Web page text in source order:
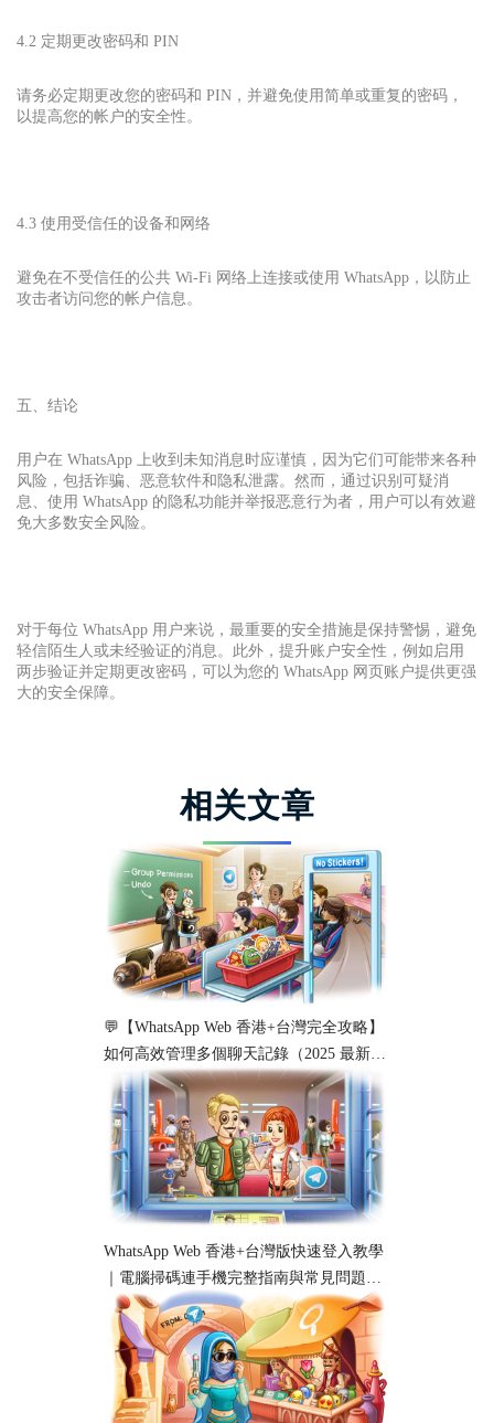
4.2 定期更改密码和 PIN
请务必定期更改您的密码和 PIN，并避免使用简单或重复的密码，
以提高您的帐户的安全性。
4.3 使用受信任的设备和网络
避免在不受信任的公共 Wi-Fi 网络上连接或使用 WhatsApp，以防止
攻击者访问您的帐户信息。
五、结论
用户在 WhatsApp 上收到未知消息时应谨慎，因为它们可能带来各种
风险，包括诈骗、恶意软件和隐私泄露。然而，通过识别可疑消
息、使用 WhatsApp 的隐私功能并举报恶意行为者，用户可以有效避
免大多数安全风险。
对于每位 WhatsApp 用户来说，最重要的安全措施是保持警惕，避免
轻信陌生人或未经验证的消息。此外，提升账户安全性，例如启用
两步验证并定期更改密码，可以为您的 WhatsApp 网页账户提供更强
大的安全保障。
相关文章
💬【WhatsApp Web 香港+台灣完全攻略】
如何高效管理多個聊天記錄（2025 最新教
學）
WhatsApp Web 香港+台灣版快速登入教學
｜電腦掃碼連手機完整指南與常見問題解
析